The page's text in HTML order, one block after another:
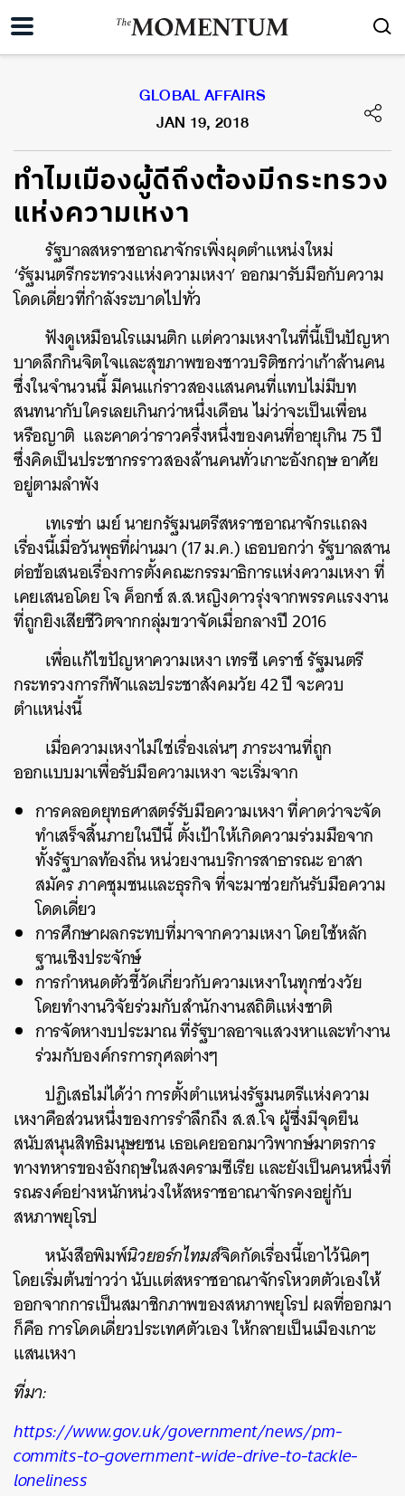
GLOBAL AFFAIRS
JAN 19, 2018
ทำไมเมืองผู้ดีถึงต้องมีกระทรวง
แห่งความเหงา
รัฐบาลสหราชอาณาจักรเพิ่งผุดตำแหน่งใหม่
‘รัฐมนตรีกระทรวงแห่งความเหงา’ ออกมารับมือกับความ
โดดเดี่ยวที่กำลังระบาดไปทั่ว
ฟังดูเหมือนโรแมนติก แต่ความเหงาในที่นี้เป็นปัญหา
บาดลึกกินจิตใจและสุขภาพของชาวบริติชกว่าเก้าล้านคน
ซึ่งในจำนวนนี้ มีคนแก่ราวสองแสนคนที่แทบไม่มีบท
สนทนากับใครเลยเกินกว่าหนึ่งเดือน ไม่ว่าจะเป็นเพื่อน
หรือญาติ และคาดว่าราวครึ่งหนึ่งของคนที่อายุเกิน 75 ปี
ซึ่งคิดเป็นประชากรราวสองล้านคนทั่วเกาะอังกฤษ อาศัย
อยู่ตามลำพัง
เทเรซ่า เมย์ นายกรัฐมนตรีสหราชอาณาจักรแถลง
เรื่องนี้เมื่อวันพุธที่ผ่านมา (17 ม.ค.) เธอบอกว่า รัฐบาลสาน
ต่อข้อเสนอเรื่องการตั้งคณะกรรมาธิการแห่งความเหงา ที่
เคยเสนอโดย โจ ค็อกซ์ ส.ส.หญิงดาวรุ่งจากพรรคแรงงาน
ที่ถูกยิงเสียชีวิตจากกลุ่มขวาจัดเมื่อกลางปี 2016
เพื่อแก้ไขปัญหาความเหงา เทรซี เคราช์ รัฐมนตรี
กระทรวงการกีฬาและประชาสังคมวัย 42 ปี จะควบ
ตำแหน่งนี้
เมื่อความเหงาไม่ใช่เรื่องเล่นๆ ภาระงานที่ถูก
ออกแบบมาเพื่อรับมือความเหงา จะเริ่มจาก
การคลอดยุทธศาสตร์รับมือความเหงา ที่คาดว่าจะจัด
ทำเสร็จสิ้นภายในปีนี้ ตั้งเป้าให้เกิดความร่วมมือจาก
ทั้งรัฐบาลท้องถิ่น หน่วยงานบริการสาธารณะ อาสา
สมัคร ภาคชุมชนและธุรกิจ ที่จะมาช่วยกันรับมือความ
โดดเดี่ยว
การศึกษาผลกระทบที่มาจากความเหงา โดยใช้หลัก
ฐานเชิงประจักษ์
การกำหนดตัวชี้วัดเกี่ยวกับความเหงาในทุกช่วงวัย
โดยทำงานวิจัยร่วมกับสำนักงานสถิติแห่งชาติ
การจัดหางบประมาณ ที่รัฐบาลอาจแสวงหาและทำงาน
ร่วมกับองค์กรการกุศลต่างๆ
ปฏิเสธไม่ได้ว่า การตั้งตำแหน่งรัฐมนตรีแห่งความ
เหงาคือส่วนหนึ่งของการรำลึกถึง ส.ส.โจ ผู้ซึ่งมีจุดยืน
สนับสนุนสิทธิมนุษยชน เธอเคยออกมาวิพากษ์มาตรการ
ทางทหารของอังกฤษในสงครามซีเรีย และยังเป็นคนหนึ่งที่
รณรงค์อย่างหนักหน่วงให้สหราชอาณาจักรคงอยู่กับ
สหภาพยุโรป
หนังสือพิมพ์นิวยอร์กไทมส์จิดกัดเรื่องนี้เอาไว้นิดๆ
โดยเริ่มต้นข่าวว่า นับแต่สหราชอาณาจักรโหวตตัวเองให้
ออกจากการเป็นสมาชิกภาพของสหภาพยุโรป ผลที่ออกมา
ก็คือ การโดดเดี่ยวประเทศตัวเอง ให้กลายเป็นเมืองเกาะ
แสนเหงา
ที่มา:
https://www.gov.uk/government/news/pm-
commits-to-government-wide-drive-to-tackle-
loneliness
ค้นหา